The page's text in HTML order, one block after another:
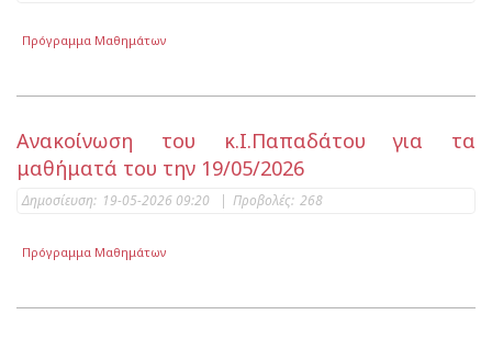
Πρόγραμμα Μαθημάτων
Ανακοίνωση του κ.Ι.Παπαδάτου για τα
μαθήματά του την 19/05/2026
Δημοσίευση: 19-05-2026 09:20 | Προβολές: 268
Πρόγραμμα Μαθημάτων